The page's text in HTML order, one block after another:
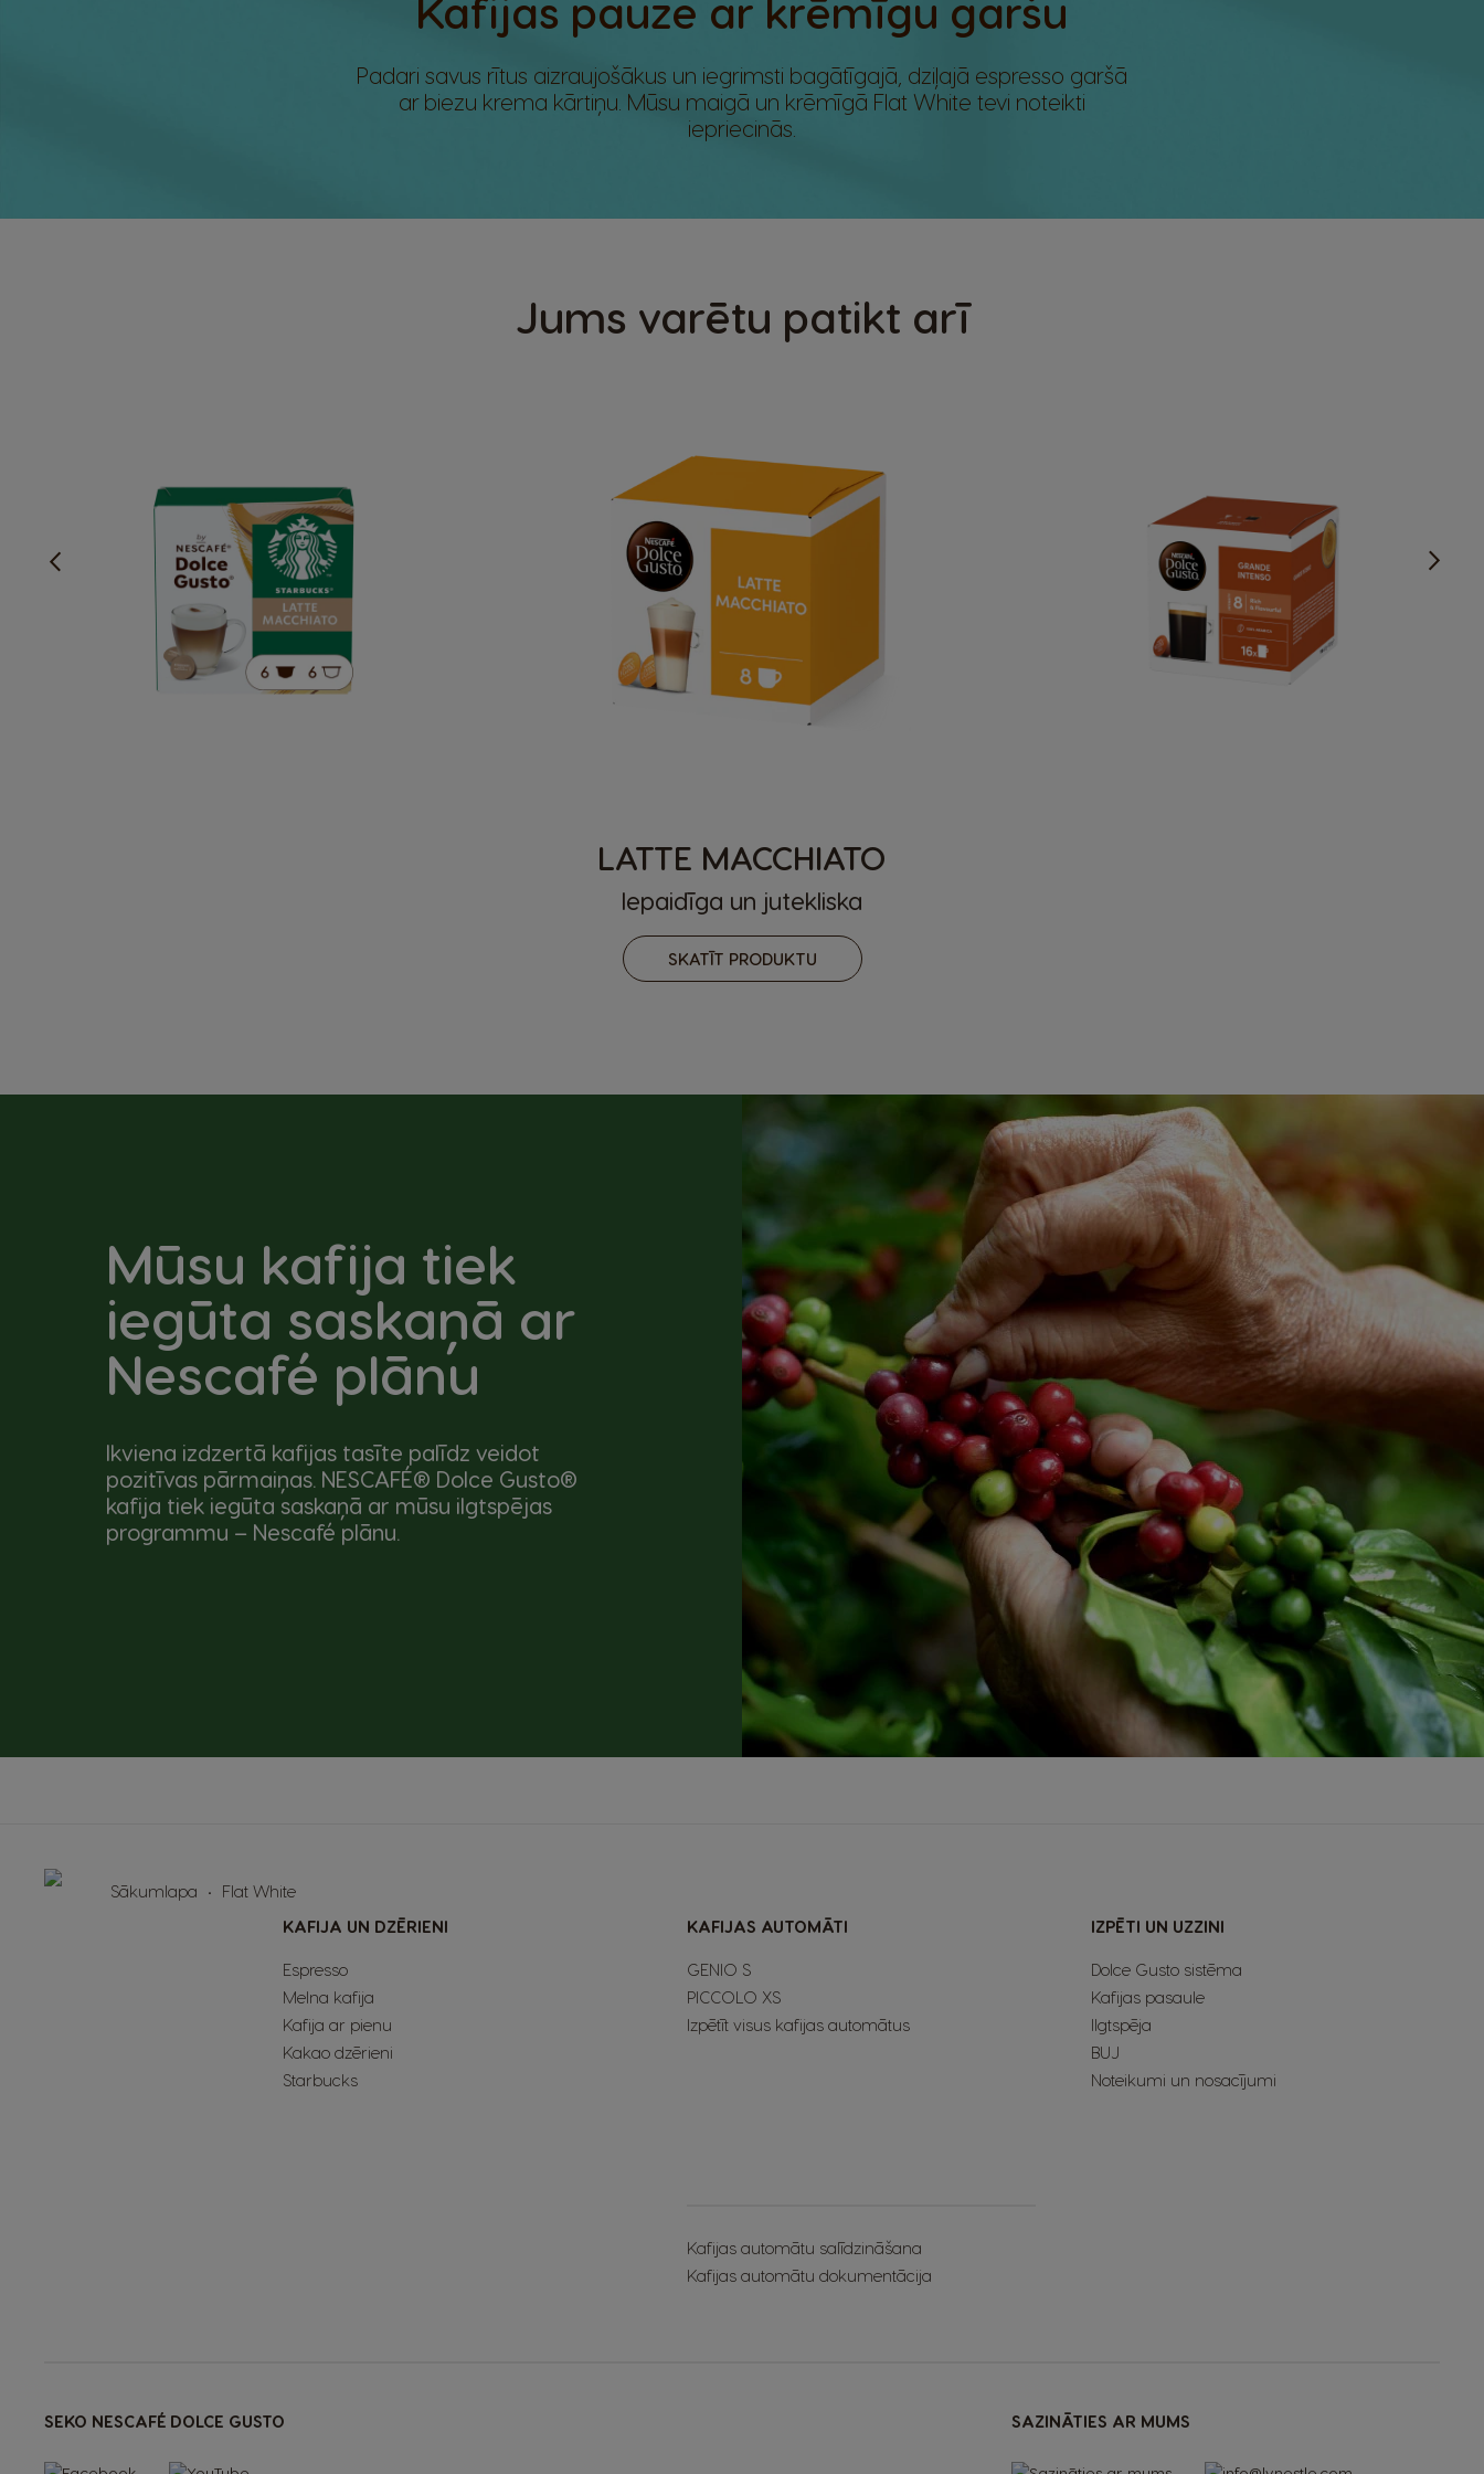
Padari savus rītus aizraujošākus un iegrimsti bagātīgajā, dziļajā espresso garšā
ar biezu krema kārtiņu. Mūsu maigā un krēmīgā Flat White tevi noteikti
iepriecinās.
Jums varētu patikt arī
LATTE MACCHIATO
Iepaidīga un jutekliska
SKATĪT PRODUKTU
Mūsu kafija tiek
iegūta saskaņā ar
Nescafé plānu
Ikviena izdzertā kafijas tasīte palīdz veidot
pozitīvas pārmaiņas. NESCAFÉ® Dolce Gusto®
kafija tiek iegūta saskaņā ar mūsu ilgtspējas
programmu – Nescafé plānu.
Sākumlapa
Flat White
KAFIJA UN DZĒRIENI
Espresso
Melna kafija
Kafija ar pienu
Kakao dzērieni
Starbucks
KAFIJAS AUTOMĀTI
GENIO S
PICCOLO XS
Izpētīt visus kafijas automātus
Kafijas automātu salīdzināšana
Kafijas automātu dokumentācija
IZPĒTI UN UZZINI
Dolce Gusto sistēma
Kafijas pasaule
Ilgtspēja
BUJ
Noteikumi un nosacījumi
SEKO NESCAFÉ DOLCE GUSTO SAZINĀTIES AR MUMS